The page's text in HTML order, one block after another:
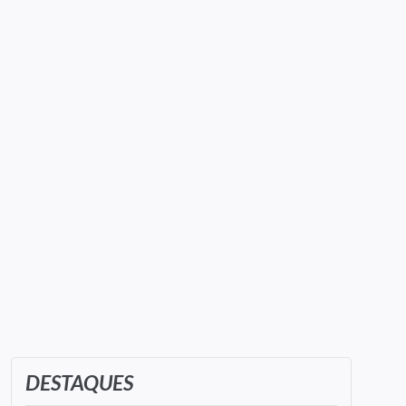
DESTAQUES